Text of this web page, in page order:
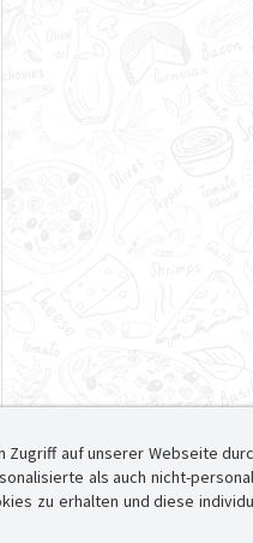
auf unserer Webseite
als auch nicht-
zu erhalten und diese